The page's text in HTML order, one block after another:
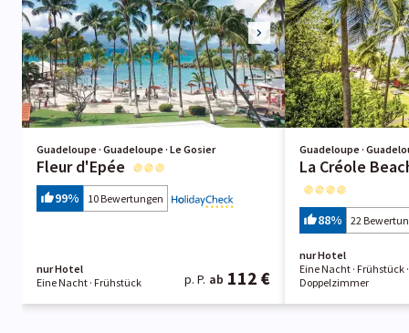
Guadeloupe · Guadeloupe · Le Gosier
Fleur d'Epée
99% 10 Bewertungen
nur Hotel
Eine Nacht · Frühstück p. P. ab 112 €
Guadeloupe ·
La Créole
88% 22
nur Hotel
Eine Nacht · Frühstück ·
Doppelzimmer